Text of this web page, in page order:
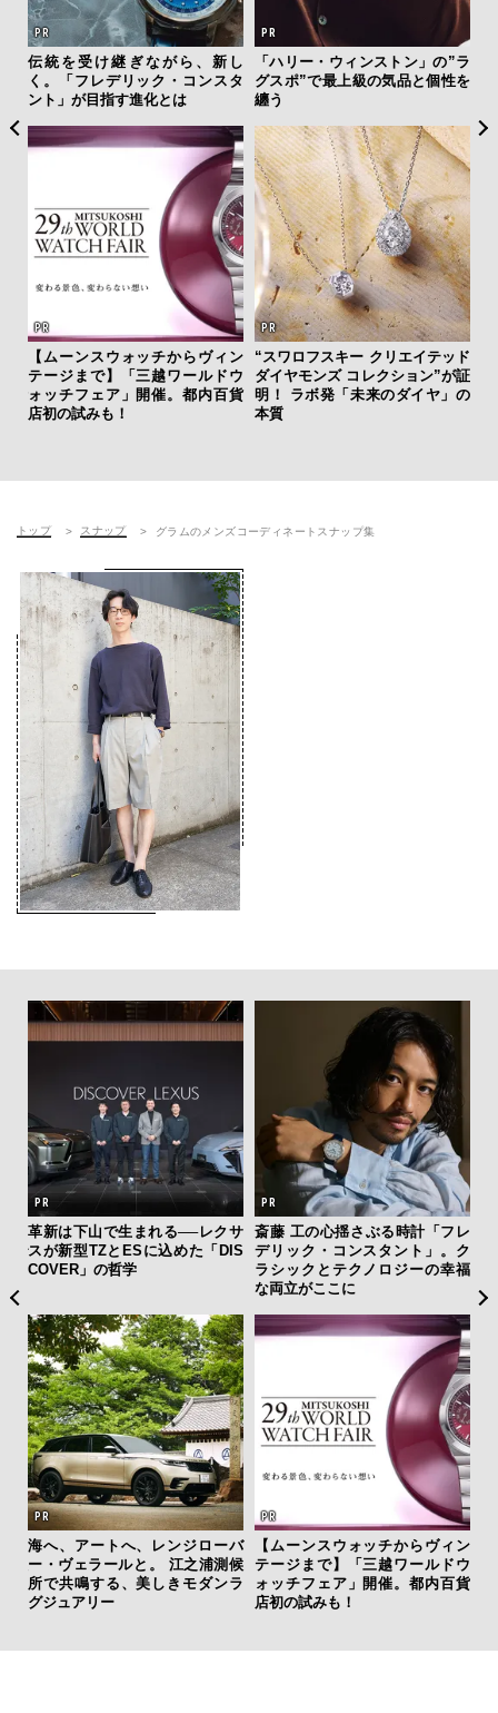
伝統を受け継ぎながら、新し
く。「フレデリック・コンスタ
ント」が目指す進化とは
「ハリー・ウィンストン」の”ラ
グスポ”で最上級の気品と個性を
纏う
【ムーンスウォッチからヴィン
テージまで】「三越ワールドウ
ォッチフェア」開催。都内百貨
店初の試みも！
“スワロフスキー クリエイテッド
ダイヤモンズ コレクション”が証
明！ ラボ発「未来のダイヤ」の
本質
トップ スナップ グラムのメンズコーディネートスナップ集
れる──レクサ
に込めた「DIS
斎藤 工の心揺さぶる時計「フレ
デリック・コンスタント」。ク
ラシックとテクノロジーの幸福
、レンジローバ
。 江之浦測候
美しきモダンラ
【ムーンスウォッチからヴィン
テージまで】「三越ワールドウ
ォッチフェア」開催。都内百貨
「コンディション」が
右する——TENTIALの
究成果を結集した「
y Pro」
「ハリー・ウィンスト
グスポ”で最上級の気
纏う